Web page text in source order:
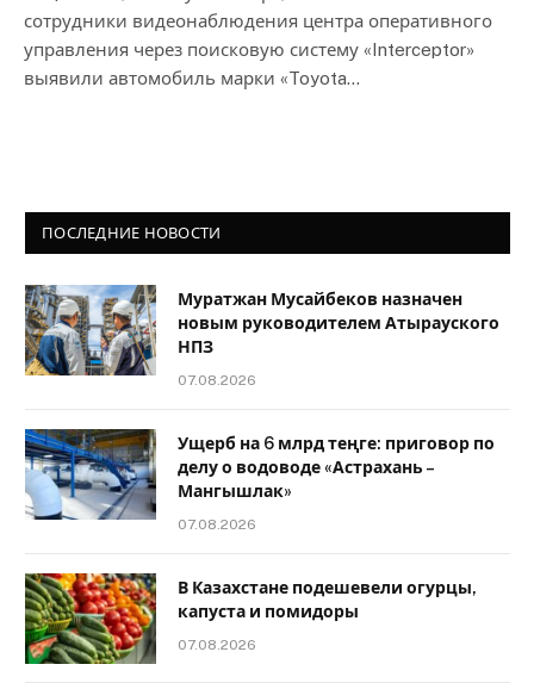
сотрудники видеонаблюдения центра оперативного
управления через поисковую систему «Interceptor»
выявили автомобиль марки «Toyota…
ПОСЛЕДНИЕ НОВОСТИ
Муратжан Мусайбеков назначен
новым руководителем Атырауского
НПЗ
07.08.2026
Ущерб на 6 млрд теңге: приговор по
делу о водоводе «Астрахань –
Мангышлак»
07.08.2026
В Казахстане подешевели огурцы,
капуста и помидоры
07.08.2026